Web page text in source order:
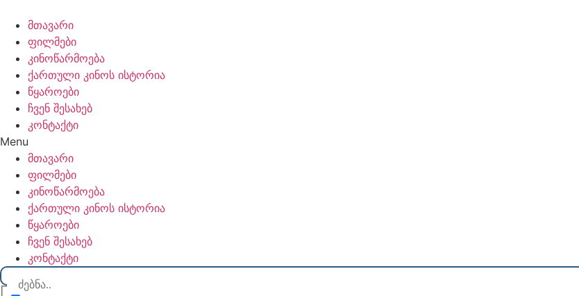
content
მთავარი
ფილმები
კინოწარმოება
ქართული კინოს ისტორია
წყაროები
ჩვენ შესახებ
კონტაქტი
Menu
მთავარი
ფილმები
კინოწარმოება
ქართული კინოს ისტორია
წყაროები
ჩვენ შესახებ
კონტაქტი